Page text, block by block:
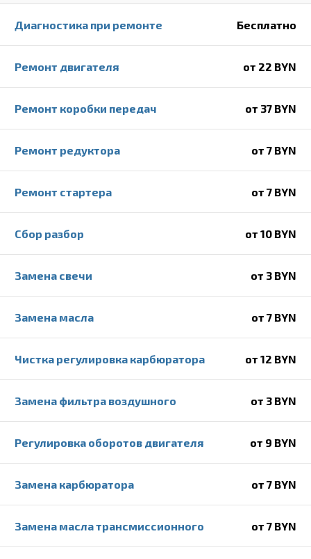
Диагностика при ремонте Бесплатно
Ремонт двигателя от 22 BYN
Ремонт коробки передач от 37 BYN
Ремонт редуктора от 7 BYN
Ремонт стартера от 7 BYN
Сбор разбор от 10 BYN
Замена свечи от 3 BYN
Замена масла от 7 BYN
Чистка регулировка карбюратора от 12 BYN
Замена фильтра воздушного от 3 BYN
Регулировка оборотов двигателя от 9 BYN
Замена карбюратора от 7 BYN
Замена масла трансмиссионного от 7 BYN